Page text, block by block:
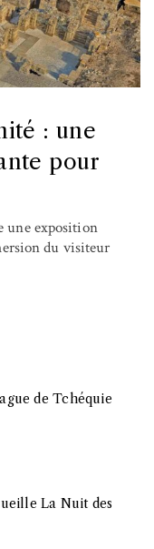
: une
pour
une exposition
du visiteur
de Tchéquie
La Nuit des